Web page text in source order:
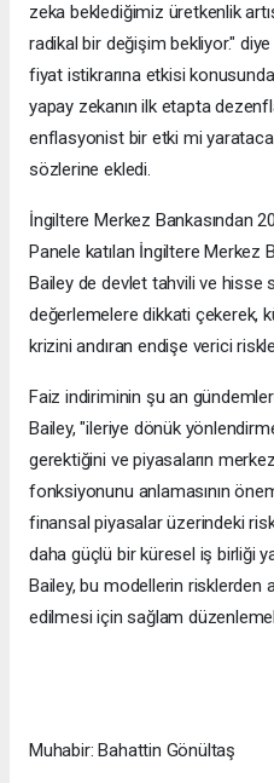
zeka beklediğimiz üretkenlik
radikal bir değişim bekliyor."
fiyat istikrarına etkisi
yapay zekanın ilk etapta
enflasyonist bir etki mi
sözlerine ekledi.
İngiltere Merkez Bankasından
Panele katılan İngiltere Merkez
Bailey de devlet tahvili ve hisse
değerlemelere dikkati çekerek,
krizini andıran endişe verici
Faiz indiriminin şu an
Bailey, "ileriye dönük
gerektiğini ve piyasaların
fonksiyonunu anlamasının
finansal piyasalar üzerindeki
daha güçlü bir küresel iş birliği
Bailey, bu modellerin risklerden
edilmesi için sağlam
Muhabir: Bahattin Gönültaş